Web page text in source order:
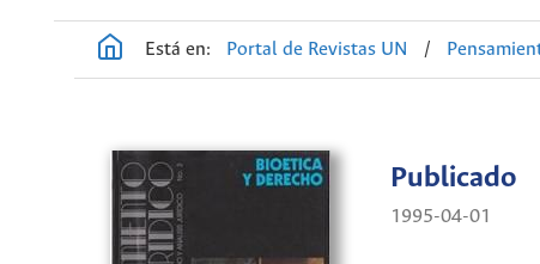
Está en: Portal de Revistas UN /
Publicado
1995-04-01